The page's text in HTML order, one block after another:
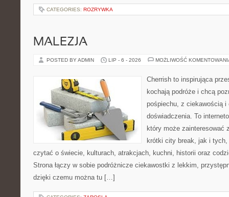
CATEGORIES: ROZRYWKA
MALEZJA
POSTED BY ADMIN LIP - 6 - 2026 MOŻLIWOŚĆ
Cherrish to inspirująca
kochają podróże i chcą
pośpiechu, z ciekawością i
doświadczenia. To
który może zainteresować
krótki city break, jak i
czytać o świecie, kulturach, atrakcjach, kuchni, historii oraz
Strona łączy w sobie podróżnicze ciekawostki z lekkim,
dzięki czemu można tu […]